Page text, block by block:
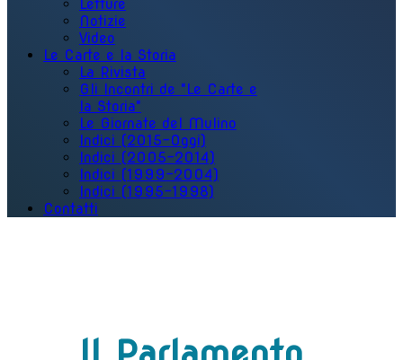
Letture
Notizie
Video
Le Carte e la Storia
La Rivista
Gli Incontri de "Le Carte e
la Storia"
Le Giornate del Mulino
Indici (2015-Oggi)
Indici (2005-2014)
Indici (1999-2004)
Indici (1995-1998)
Contatti